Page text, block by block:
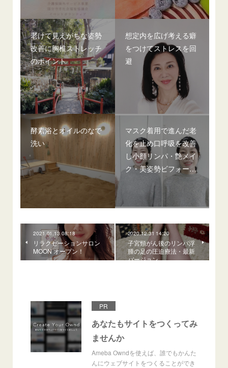
老けて見えがちな姿勢
改善に胸椎ストレッチ
のポイント
想定内を広げ考える癖
をつけてストレスを回
避
酵素浴とオイルのなで
洗い
マスク着用で進んだ老
化を止め口呼吸を改善
し小顔リンパ・艶メイ
ク・美姿勢ビフォー…
2021.01.13 08:18
リラクゼーションサロン
MOON オープン！
2020.12.31 14:20
子宮頸がん後のリンパ浮
腫の足の圧迫療法・最新
バージョン
PR
あなたもサイトをつくってみ
ませんか
Ameba Owndを使えば、誰でもかんた
んにウェブサイトをつくることができ